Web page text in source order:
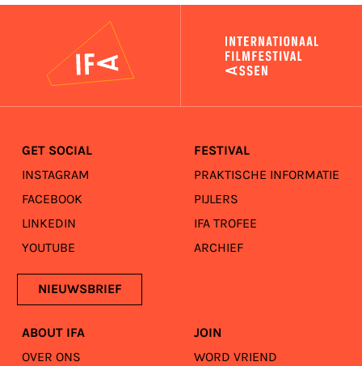
GET SOCIAL
INSTAGRAM
FACEBOOK
LINKEDIN
YOUTUBE
NIEUWSBRIEF
FESTIVAL
PRAKTISCHE INFORMATIE
PIJLERS
IFA TROFEE
ARCHIEF
ABOUT IFA
OVER ONS
JOIN
WORD VRIEND